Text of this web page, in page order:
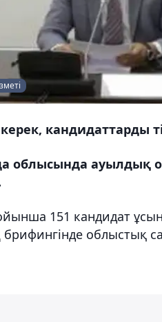
кандидаттарды
облысында ауылдық
151 кандидат
брифингінде облыстық